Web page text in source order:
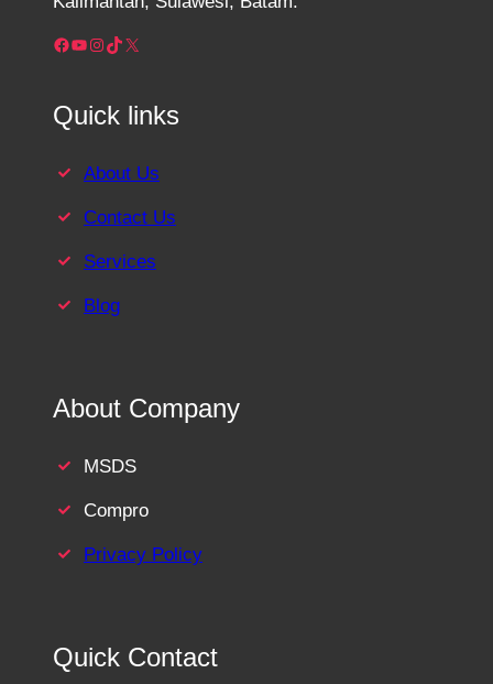
Facebook YouTube Instagram TikTok X
Quick links
About Us
Contact Us
Services
Blog
About Company
MSDS
Compro
Privacy Policy
Quick Contact